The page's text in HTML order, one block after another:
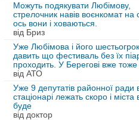
Можуть подякувати Любімову,
стрелочник навів воєнкомат на
ось вони і ховаються.
від Бриз
Уже Любімова і його
давить що фестиваль без їх
проходить. У Берегові вже тоже
від АТО
Уже 9 депутатів районної ради
стаціонарі лежать скоро і
буде
від доктор